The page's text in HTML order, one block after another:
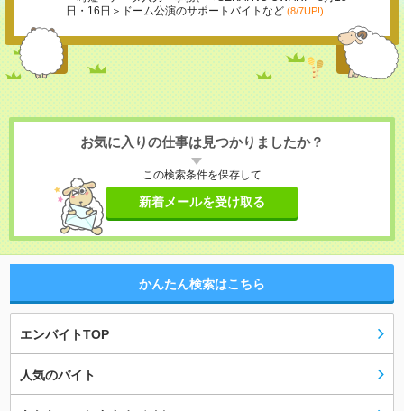
日・16日＞ドーム公演のサポートバイトなど (8/7UP!)
お気に入りの仕事は見つかりましたか？
この検索条件を保存して
新着メールを受け取る
かんたん検索はこちら
エンバイトTOP
人気のバイト